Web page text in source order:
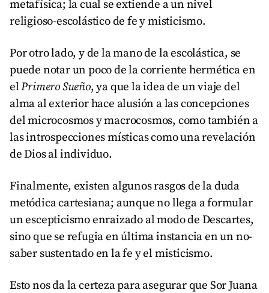
metafísica; la cual se extiende a un nivel
religioso-escolástico de fe y misticismo.
Por otro lado, y de la mano de la escolástica, se
puede notar un poco de la corriente hermética en
elPrimero Sueño, ya que la idea de un viaje del
alma al exterior hace alusión a las concepciones
del microcosmos y macrocosmos, como también a
las introspecciones místicas como una revelación
de Dios al individuo.
Finalmente, existen algunos rasgos de la duda
metódica cartesiana; aunque no llega a formular
un escepticismo enraizado al modo de Descartes,
sino que se refugia en última instancia en un no-
saber sustentado en la fe y el misticismo.
Esto nos da la certeza para asegurar que Sor Juana